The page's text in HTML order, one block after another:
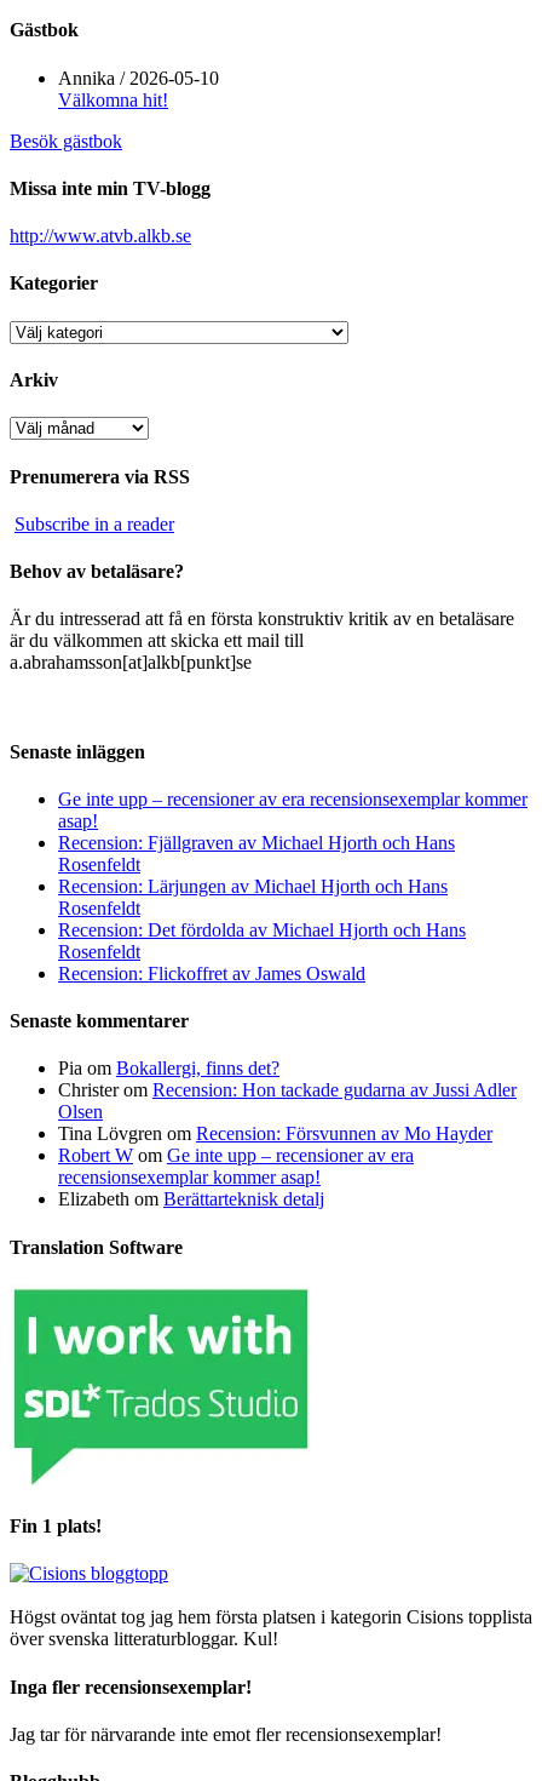
Gästbok
Annika / 2026-05-10
Välkomna hit!
Besök gästbok
Missa inte min TV-blogg
http://www.atvb.alkb.se
Kategorier
Kategorier
Arkiv
Arkiv
Prenumerera via RSS
Subscribe in a reader
Behov av betaläsare?
Är du intresserad att få en första konstruktiv kritik av en betaläsare
är du välkommen att skicka ett mail till
a.abrahamsson[at]alkb[punkt]se
Senaste inläggen
Ge inte upp – recensioner av era recensionsexemplar kommer
asap!
Recension: Fjällgraven av Michael Hjorth och Hans
Rosenfeldt
Recension: Lärjungen av Michael Hjorth och Hans
Rosenfeldt
Recension: Det fördolda av Michael Hjorth och Hans
Rosenfeldt
Recension: Flickoffret av James Oswald
Senaste kommentarer
Pia om Bokallergi, finns det?
Christerom Recension: Hon tackade gudarna av Jussi Adler
Olsen
Tina Lövgren om Recension: Försvunnen av Mo Hayder
Robert W om Ge inte upp – recensioner av era
recensionsexemplar kommer asap!
Elizabeth om Berättarteknisk detalj
Translation Software
Fin 1 plats!
Högst oväntat tog jag hem första platsen i kategorin Cisions topplista
över svenska litteraturbloggar. Kul!
Inga fler recensionsexemplar!
Jag tar för närvarande inte emot fler recensionsexemplar!